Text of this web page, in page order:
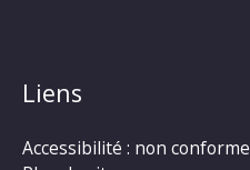
Liens
Accessibilité : non conforme